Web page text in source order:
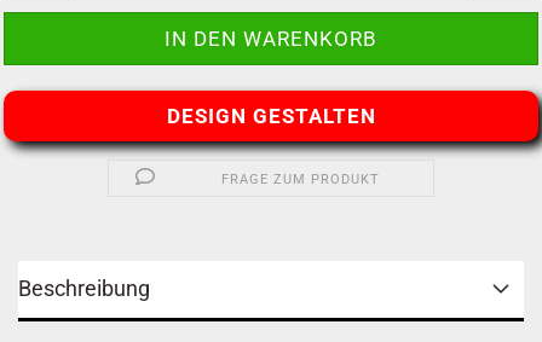
DESIGN GESTALTEN
FRAGE ZUM PRODUKT
Beschreibung